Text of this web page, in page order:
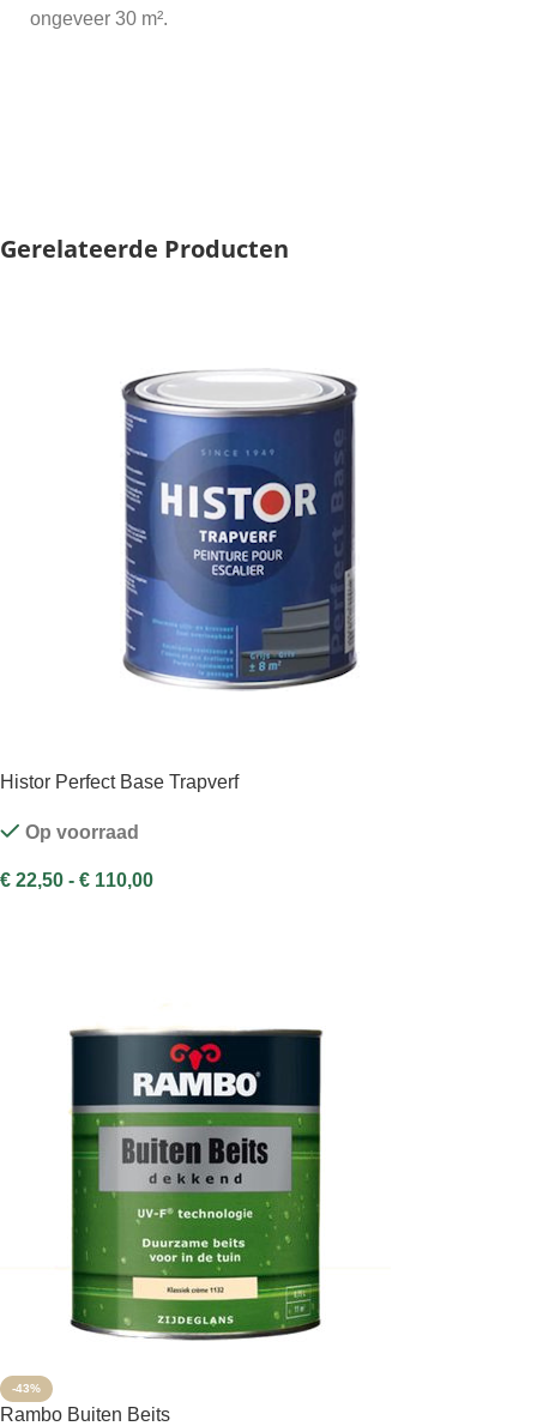
ongeveer 30 m².
Gerelateerde Producten
Histor Perfect Base Trapverf
Op voorraad
€ 22,50 - € 110,00
-43%
Rambo Buiten Beits